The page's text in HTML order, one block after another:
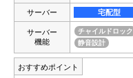
サーバー
宅配型
サーバー
機能
チャイルドロック
静音設計
おすすめポイント